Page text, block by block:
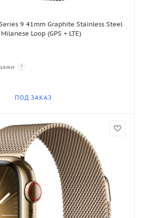
9 41mm Graphite Stainless Steel
Loop (GPS + LTE)
?
ПОД ЗАКАЗ